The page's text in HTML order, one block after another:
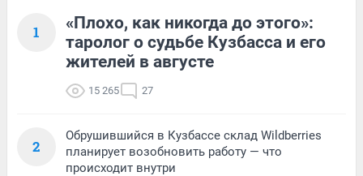
1
«Плохо, как никогда до этого»:
таролог о судьбе Кузбасса и его
жителей в августе
15 265 27
2
Обрушившийся в Кузбассе склад Wildberries
планирует возобновить работу — что
происходит внутри